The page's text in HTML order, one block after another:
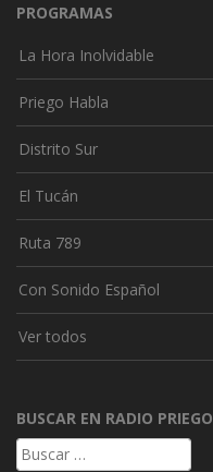
PROGRAMAS
La Hora Inolvidable
Priego Habla
Distrito Sur
El Tucán
Ruta 789
Con Sonido Español
Ver todos
BUSCAR EN RADIO PRIEGO
Buscar: